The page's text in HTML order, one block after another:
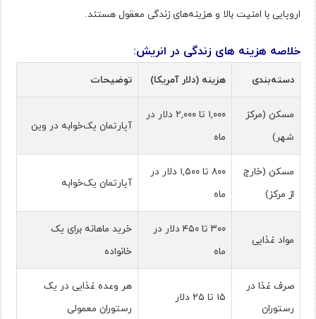
اروپایی با امنیت بالا و هزینه‌های زندگی معقول هستند​.
خلاصه هزینه های زندگی در انریش:
دسته‌بندی هزینه (دلار آمریکا) توضیحات
مسکن (مرکز
شهر)
۱,۰۰۰ تا ۲,۰۰۰ دلار در
ماه
آپارتمان یک‌خوابه در وین
مسکن (خارج
از مرکز)
۸۰۰ تا ۱,۵۰۰ دلار در
ماه
آپارتمان یک‌خوابه
مواد غذایی
۳۰۰ تا ۴۵۰ دلار در
ماه
خرید ماهانه برای یک
خانواده
صرف غذا در
رستوران
۱۵ تا ۲۵ دلار
هر وعده غذایی در یک
رستوران معمولی